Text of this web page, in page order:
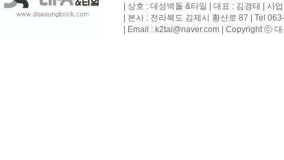
| 상호 : 대성벽돌 &타일 | 대표 : 김경태 | 사
| 본사 : 전라북도 김제시 황산로 87 | Tel
| Email : k2tai@naver.com | Copyright ⓒ